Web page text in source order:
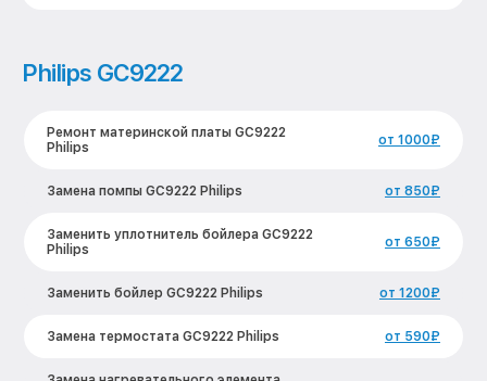
Philips GC9222
Ремонт материнской платы GC9222
Philips
от 1000₽
Замена помпы GC9222 Philips от 850₽
Заменить уплотнитель бойлера GC9222
Philips
от 650₽
Заменить бойлер GC9222 Philips от 1200₽
Замена термостата GC9222 Philips от 590₽